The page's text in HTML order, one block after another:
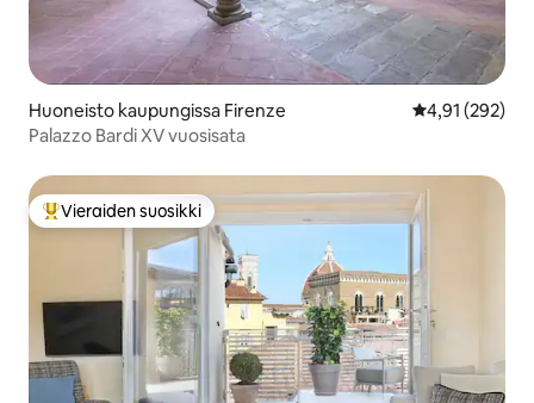
Huoneisto kaupungissa Firenze
4,91 (292)
Palazzo Bardi XV vuosisata
Vieraiden suosikkien parhaimmistoa
Vieraiden suosikki